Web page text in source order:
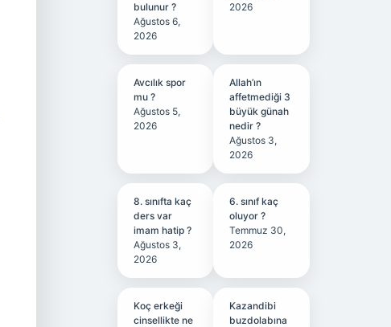
bulunur ?
Ağustos 6,
2026
2026
Avcılık spor
mu ?
Ağustos 5,
2026
Allah’ın
affetmediği 3
büyük günah
nedir ?
Ağustos 3,
2026
8. sınıfta kaç
ders var
imam hatip ?
Ağustos 3,
2026
6. sınıf kaç
oluyor ?
Temmuz 30,
2026
Koç erkeği
cinsellikte ne
Kazandibi
buzdolabına